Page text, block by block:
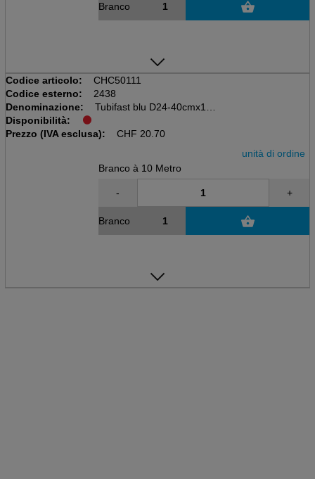
Branco
Codice articolo:
CHC50111
Codice esterno:
2438
Denominazione:
Tubifast blu D24-40cmx10m
Kl. Gamba/Braccio
Disponibilità:
Prezzo (IVA esclusa):
CHF 20.70
unità di ordine
Branco à 10 Metro
- +
Branco